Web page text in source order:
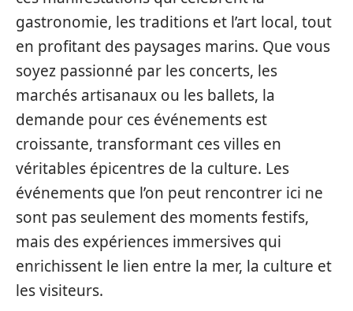
gastronomie, les traditions et l’art local, tout
en profitant des paysages marins. Que vous
soyez passionné par les concerts, les
marchés artisanaux ou les ballets, la
demande pour ces événements est
croissante, transformant ces villes en
véritables épicentres de la culture. Les
événements que l’on peut rencontrer ici ne
sont pas seulement des moments festifs,
mais des expériences immersives qui
enrichissent le lien entre la mer, la culture et
les visiteurs.